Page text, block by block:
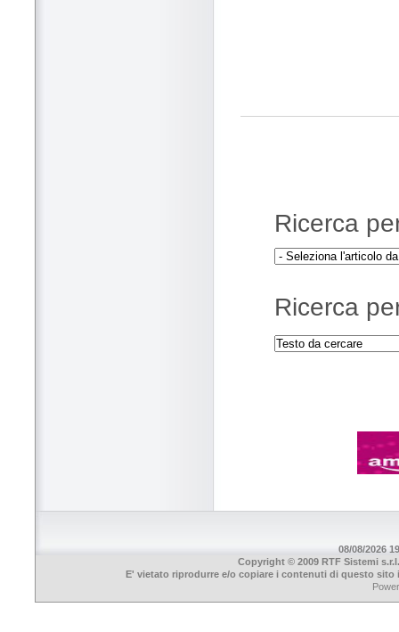
Ricerca
Ricerca
08/08/2026
Copyright © 2009 RTF Sistemi
E' vietato riprodurre e/o copiare i contenuti di questo